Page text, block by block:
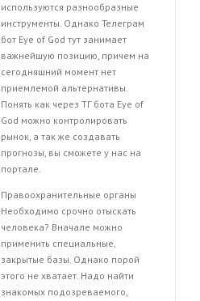
используются разнообразные
инструменты. Однако Телеграм
бот Eye of God тут занимает
важнейшую позицию, причем на
сегодняшний момент нет
приемлемой альтернативы.
Понять как через ТГ бота Eye of
God можно контролировать
рынок, а так же создавать
прогнозы, вы сможете у нас на
портале.
Правоохранительные органы
Необходимо срочно отыскать
человека? Вначале можно
применить специальные,
закрытые базы. Однако порой
этого не хватает. Надо найти
знакомых подозреваемого,